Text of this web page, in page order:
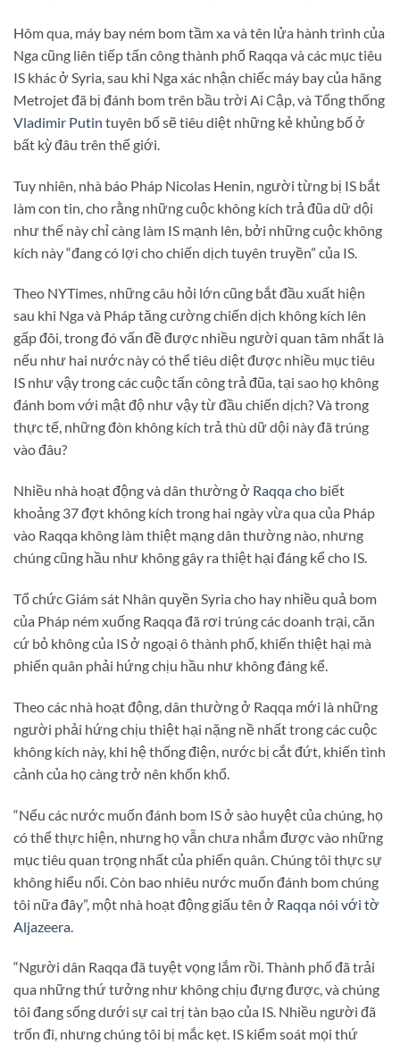
Hôm qua, máy bay ném bom tầm xa và tên lửa hành trình của
Nga cũng liên tiếp tấn công thành phố Raqqa và các mục tiêu
IS khác ở Syria, sau khi Nga xác nhận chiếc máy bay của hãng
Metrojet đã bị đánh bom trên bầu trời Ai Cập, và Tổng thống
Vladimir Putin tuyên bố sẽ tiêu diệt những kẻ khủng bố ở
bất kỳ đâu trên thế giới.
Tuy nhiên, nhà báo Pháp Nicolas Henin, người từng bị IS bắt
làm con tin, cho rằng những cuộc không kích trả đũa dữ dội
như thế này chỉ càng làm IS mạnh lên, bởi những cuộc không
kích này “đang có lợi cho chiến dịch tuyên truyền” của IS.
Theo NYTimes, những câu hỏi lớn cũng bắt đầu xuất hiện
sau khi Nga và Pháp tăng cường chiến dịch không kích lên
gấp đôi, trong đó vấn đề được nhiều người quan tâm nhất là
nếu như hai nước này có thể tiêu diệt được nhiều mục tiêu
IS như vậy trong các cuộc tấn công trả đũa, tại sao họ không
đánh bom với mật độ như vậy từ đầu chiến dịch? Và trong
thực tế, những đòn không kích trả thù dữ dội này đã trúng
vào đâu?
Nhiều nhà hoạt động và dân thường ở Raqqa cho biết
khoảng 37 đợt không kích trong hai ngày vừa qua của Pháp
vào Raqqa không làm thiệt mạng dân thường nào, nhưng
chúng cũng hầu như không gây ra thiệt hại đáng kể cho IS.
Tổ chức Giám sát Nhân quyền Syria cho hay nhiều quả bom
của Pháp ném xuống Raqqa đã rơi trúng các doanh trại, căn
cứ bỏ không của IS ở ngoại ô thành phố, khiến thiệt hại mà
phiến quân phải hứng chịu hầu như không đáng kể.
Theo các nhà hoạt động, dân thường ở Raqqa mới là những
người phải hứng chịu thiệt hại nặng nề nhất trong các cuộc
không kích này, khi hệ thống điện, nước bị cắt đứt, khiến tình
cảnh của họ càng trở nên khốn khổ.
“Nếu các nước muốn đánh bom IS ở sào huyệt của chúng, họ
có thể thực hiện, nhưng họ vẫn chưa nhắm được vào những
mục tiêu quan trọng nhất của phiến quân. Chúng tôi thực sự
không hiểu nổi. Còn bao nhiêu nước muốn đánh bom chúng
tôi nữa đây”, một nhà hoạt động giấu tên ở Raqqa nói với tờ
Aljazeera.
“Người dân Raqqa đã tuyệt vọng lắm rồi. Thành phố đã trải
qua những thứ tưởng như không chịu đựng được, và chúng
tôi đang sống dưới sự cai trị tàn bạo của IS. Nhiều người đã
trốn đi, nhưng chúng tôi bị mắc kẹt. IS kiểm soát mọi thứ